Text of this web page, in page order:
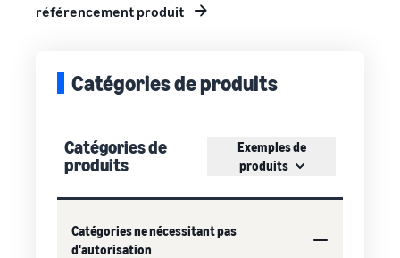
référencement produit
Catégories de produits
Catégories de
produits
Exemples de
produits
Catégories ne nécessitant pas
d'autorisation